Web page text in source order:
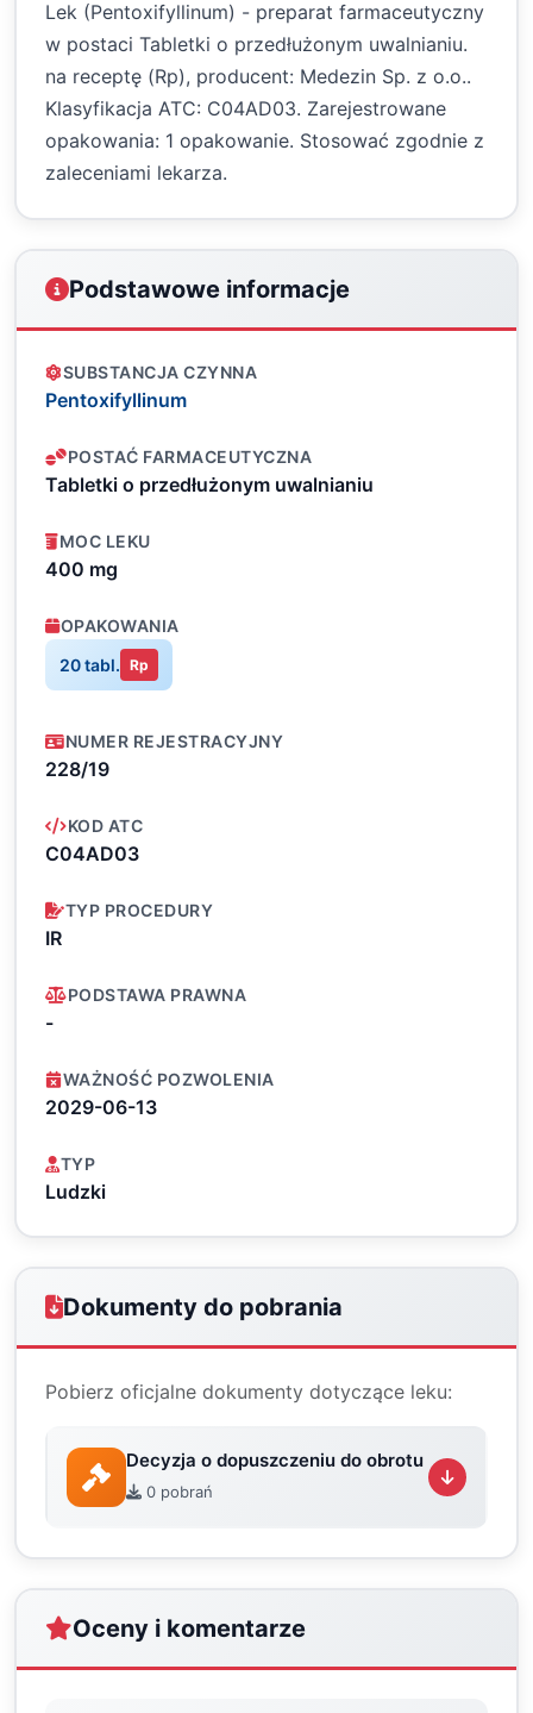
Lek (Pentoxifyllinum) - preparat farmaceutyczny
w postaci Tabletki o przedłużonym uwalnianiu.
na receptę (Rp), producent: Medezin Sp. z o.o..
Klasyfikacja ATC: C04AD03. Zarejestrowane
opakowania: 1 opakowanie. Stosować zgodnie z
zaleceniami lekarza.
Podstawowe informacje
SUBSTANCJA CZYNNA
Pentoxifyllinum
POSTAĆ FARMACEUTYCZNA
Tabletki o przedłużonym uwalnianiu
MOC LEKU
400 mg
OPAKOWANIA
20 tabl. Rp
NUMER REJESTRACYJNY
228/19
KOD ATC
C04AD03
TYP PROCEDURY
IR
PODSTAWA PRAWNA
-
WAŻNOŚĆ POZWOLENIA
2029-06-13
TYP
Ludzki
Dokumenty do pobrania
Pobierz oficjalne dokumenty dotyczące leku:
Decyzja o dopuszczeniu do obrotu
0 pobrań
Oceny i komentarze